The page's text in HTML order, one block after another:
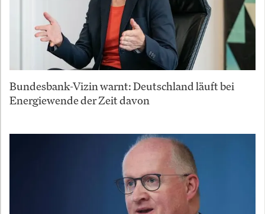
Bundesbank-Vizin warnt: Deutschland läuft bei
Energiewende der Zeit davon